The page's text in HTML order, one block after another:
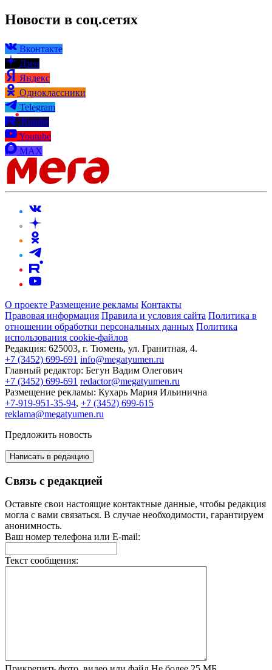
Новости в соц.сетях
Вконтакте
Дзен
Яндекс
Одноклассники
Telegram
Rutube
Youtube
MAX
О проекте Размещение рекламы Контакты
Правовая информация Правила и условия сайта Политика в
отношении обработки персональных данных Политика
использования cookie-файлов
Редакция: 625003, г. Тюмень, ул. Гранитная, 4.
+7 (3452) 699-691 info@megatyumen.ru
Главный редактор: Бегун Вадим Олегович
+7 (3452) 699-691 redactor@megatyumen.ru
Размещение рекламы: Кухарь Мария Ильинична
+7-919-951-35-94, +7 (3452) 699-615
reklama@megatyumen.ru
Предложить новость
Написать в редакцию
Связь с редакцией
Оставьте свои настоящие контактные данные, чтобы редакция
могла с вами связаться. В случае необходимости, гарантируем
анонимность.
Ваш номер телефона или E-mail:
Текст сообщения: